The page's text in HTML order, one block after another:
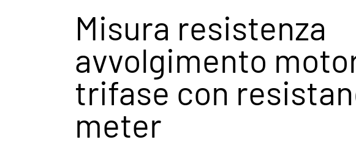
Misura resistenza
avvolgimento
trifase con
meter